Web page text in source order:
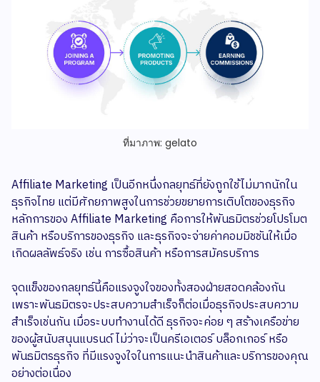
ที่มาภาพ: gelato
Affiliate Marketing เป็นอีกหนึ่งกลยุทธ์ที่ยังถูกใช้ไม่มากนักใน
ธุรกิจไทย แต่มีศักยภาพสูงในการช่วยขยายการเติบโตของธุรกิจ
หลักการของ Affiliate Marketing คือการให้พันธมิตรช่วยโปรโมต
สินค้า หรือบริการของธุรกิจ และธุรกิจจะจ่ายค่าคอมมิชชันให้เมื่อ
เกิดผลลัพธ์จริง เช่น การซื้อสินค้า หรือการสมัครบริการ
จุดแข็งของกลยุทธ์นี้คือแรงจูงใจของทั้งสองฝ่ายสอดคล้องกัน
เพราะพันธมิตรจะประสบความสำเร็จก็ต่อเมื่อธุรกิจประสบความ
สำเร็จเช่นกัน เมื่อระบบทำงานได้ดี ธุรกิจจะค่อย ๆ สร้างเครือข่าย
ของผู้สนับสนุนแบรนด์ ไม่ว่าจะเป็นครีเอเตอร์ บล็อกเกอร์ หรือ
พันธมิตรธุรกิจ ที่มีแรงจูงใจในการแนะนำสินค้าและบริการของคุณ
อย่างต่อเนื่อง